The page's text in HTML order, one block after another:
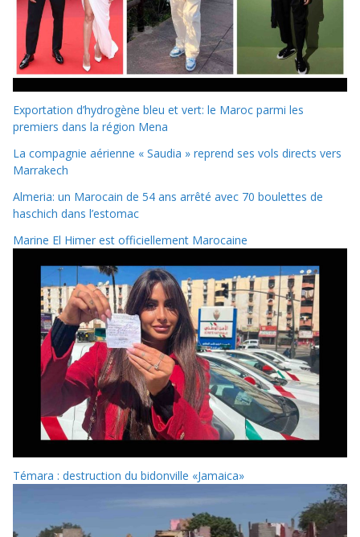
Exportation d’hydrogène bleu et vert: le Maroc parmi les
premiers dans la région Mena
La compagnie aérienne « Saudia » reprend ses vols directs vers
Marrakech
Almeria: un Marocain de 54 ans arrêté avec 70 boulettes de
haschich dans l’estomac
Marine El Himer est officiellement Marocaine
Témara : destruction du bidonville «Jamaica»